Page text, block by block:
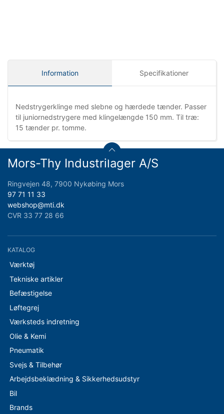
Information Specifikationer
Nedstrygerklinge med slebne og hærdede tænder. Passer
til juniornedstrygere med klingelængde 150 mm. Til træ:
15 tænder pr. tomme.
Mors-Thy Industrilager A/S
Ringvejen 48, 7900 Nykøbing Mors
97 71 11 33
webshop@mti.dk
CVR 33 77 28 66
KATALOG
Værktøj
Tekniske artikler
Befæstigelse
Løftegrej
Værksteds indretning
Olie & Kemi
Pneumatik
Svejs & Tilbehør
Arbejdsbeklædning & Sikkerhedsudstyr
Bil
Brands